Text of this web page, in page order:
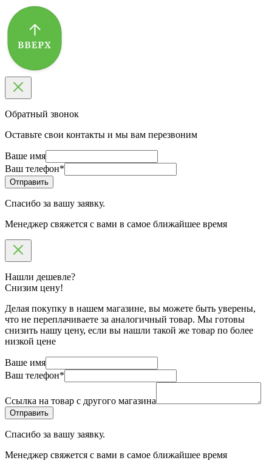
Обратный звонок
Оставьте свои контакты и мы вам перезвоним
Ваше имя
Ваш телефон*
Спасибо за вашу заявку.
Менеджер свяжется с вами в самое ближайшее время
Нашли дешевле?
Снизим цену!
Делая покупку в нашем магазине, вы можете быть уверены,
что не переплачиваете за аналогичный товар. Мы готовы
снизить нашу цену, если вы нашли такой же товар по более
низкой цене
Ваше имя
Ваш телефон*
Ссылка на товар с другого магазина
Спасибо за вашу заявку.
Менеджер свяжется с вами в самое ближайшее время